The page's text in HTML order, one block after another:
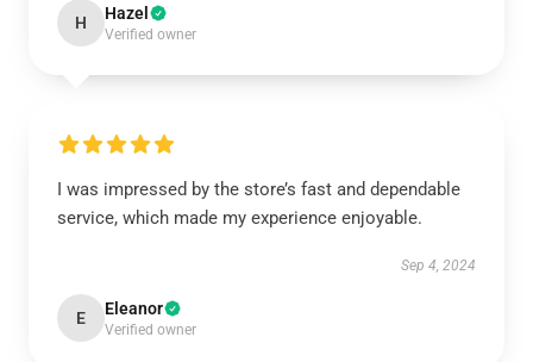
H Hazel
Verified owner
I was impressed by the store’s fast and dependable
service, which made my experience enjoyable.
Sep 4, 2024
E Eleanor
Verified owner